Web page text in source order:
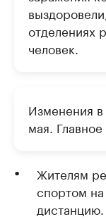
отделениях
человек.
Изменения
мая. Главное
Жителям
спортом
дистанцию.